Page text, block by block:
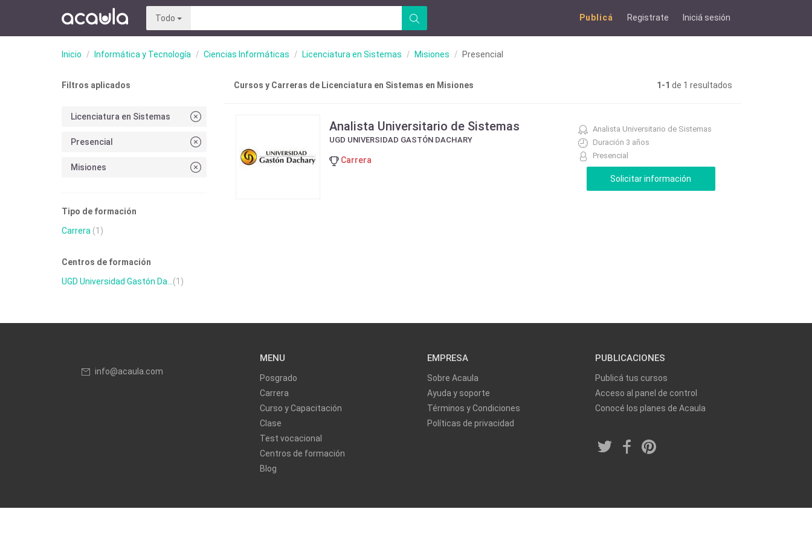
Todo Publicá Registrate Iniciá sesión
Inicio Informática y Tecnología Ciencias Informáticas Licenciatura en Sistemas Misiones Presencial
Filtros aplicados
Licenciatura en Sistemas
Presencial
Misiones
Tipo de formación
Carrera (1)
Centros de formación
UGD Universidad Gastón Da... (1)
Cursos y Carreras de Licenciatura en Sistemas en Misiones 1-1 de 1 resultados
Analista Universitario de Sistemas
UGD UNIVERSIDAD GASTÓN DACHARY
Carrera
Analista Universitario de Sistemas
Duración 3 años
Presencial
info@acaula.com
MENU
Posgrado
Carrera
Curso y Capacitación
Clase
Test vocacional
Centros de formación
Blog
EMPRESA
Sobre Acaula
Ayuda y soporte
Términos y Condiciones
Políticas de privacidad
PUBLICACIONES
Publicá tus cursos
Acceso al panel de control
Conocé los planes de Acaula